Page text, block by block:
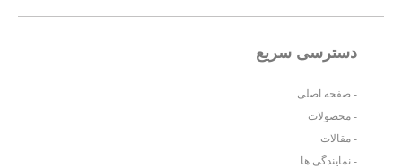
دسترسی سریع
- صفحه اصلی
- محصولات
- مقالات
- نمایندگی ها